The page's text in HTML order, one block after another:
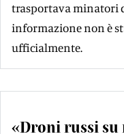
trasportava minatori
informazione non è
ufficialmente.
«Droni russi